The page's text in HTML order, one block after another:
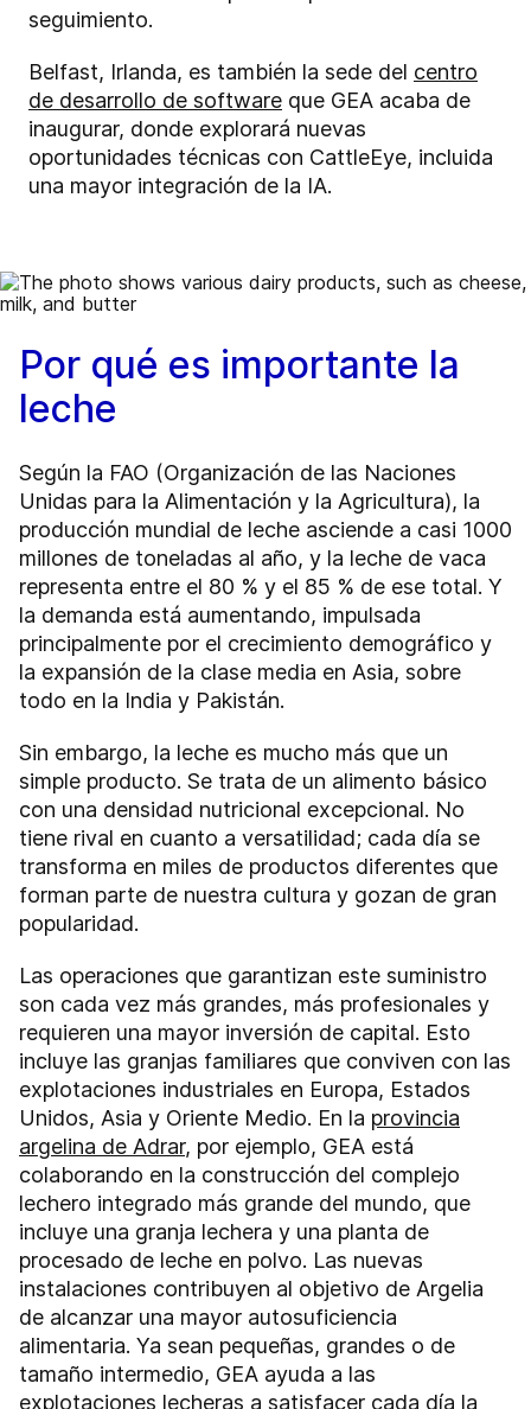
seguimiento.
Belfast, Irlanda, es también la sede del centro
de desarrollo de software que GEA acaba de
inaugurar, donde explorará nuevas
oportunidades técnicas con CattleEye, incluida
una mayor integración de la IA.
Por qué es importante la
leche
Según la FAO (Organización de las Naciones
Unidas para la Alimentación y la Agricultura), la
producción mundial de leche asciende a casi 1000
millones de toneladas al año, y la leche de vaca
representa entre el 80 % y el 85 % de ese total. Y
la demanda está aumentando, impulsada
principalmente por el crecimiento demográfico y
la expansión de la clase media en Asia, sobre
todo en la India y Pakistán.
Sin embargo, la leche es mucho más que un
simple producto. Se trata de un alimento básico
con una densidad nutricional excepcional. No
tiene rival en cuanto a versatilidad; cada día se
transforma en miles de productos diferentes que
forman parte de nuestra cultura y gozan de gran
popularidad.
Las operaciones que garantizan este suministro
son cada vez más grandes, más profesionales y
requieren una mayor inversión de capital. Esto
incluye las granjas familiares que conviven con las
explotaciones industriales en Europa, Estados
Unidos, Asia y Oriente Medio. En la provincia
argelina de Adrar, por ejemplo, GEA está
colaborando en la construcción del complejo
lechero integrado más grande del mundo, que
incluye una granja lechera y una planta de
procesado de leche en polvo. Las nuevas
instalaciones contribuyen al objetivo de Argelia
de alcanzar una mayor autosuficiencia
alimentaria. Ya sean pequeñas, grandes o de
tamaño intermedio, GEA ayuda a las
explotaciones lecheras a satisfacer cada día la